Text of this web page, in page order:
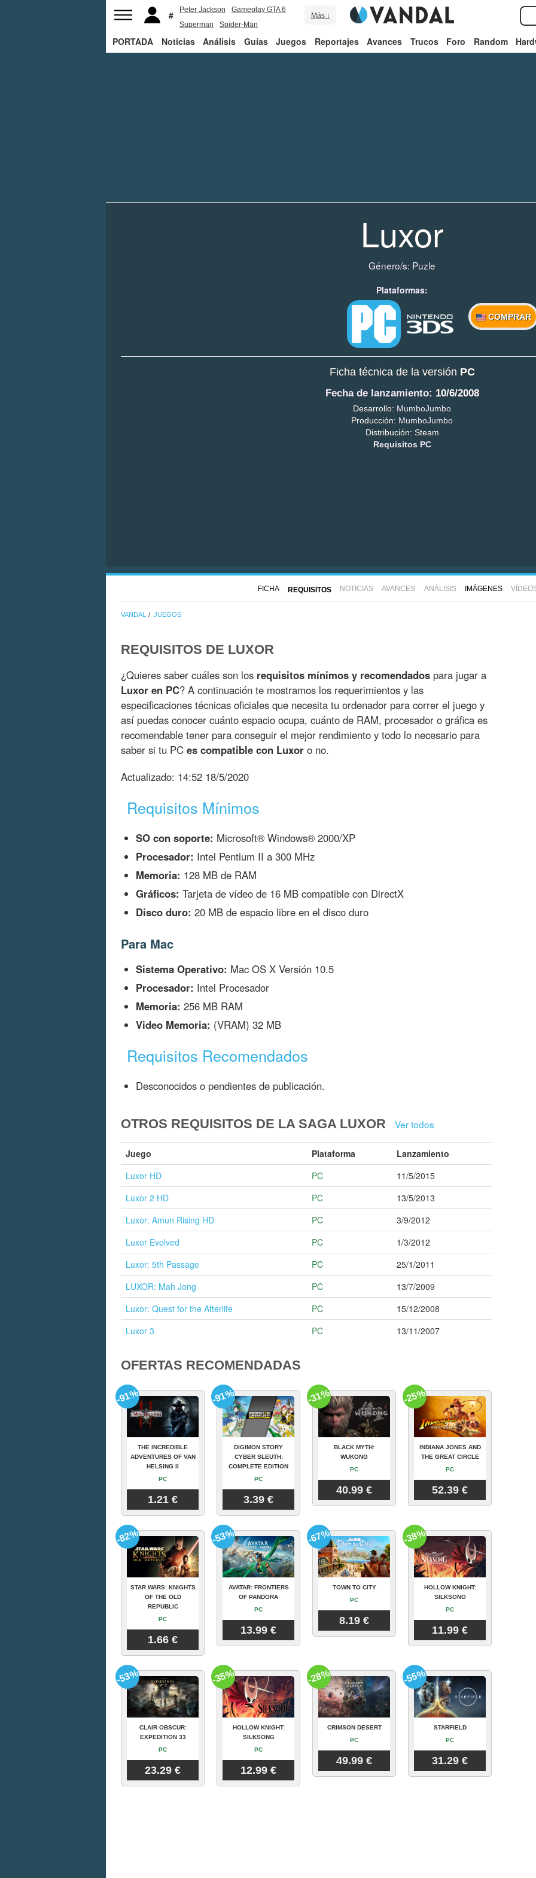
Peter Jackson
Gameplay GTA 6
Superman
Spider-Man
Más ↓
PORTADA Noticias Análisis Guías Juegos Reportajes Avances Trucos Foro Random
Luxor
Género/s: Puzle
Plataformas:
COMPRAR
Ficha técnica de la versión PC
Fecha de lanzamiento: 10/6/2008
Desarrollo: MumboJumbo
Producción: MumboJumbo
Distribución: Steam
Requisitos PC
FICHA REQUISITOS NOTICIAS AVANCES ANÁLISIS IMÁGENES
VANDAL JUEGOS
REQUISITOS DE LUXOR
¿Quieres saber cuáles son los requisitos mínimos y recomendados para jugar a
Luxor en PC? A continuación te mostramos los requerimientos y las
especificaciones técnicas oficiales que necesita tu ordenador para correr el juego y
así puedas conocer cuánto espacio ocupa, cuánto de RAM, procesador o gráfica es
recomendable tener para conseguir el mejor rendimiento y todo lo necesario para
saber si tu PC es compatible con Luxor o no.
Actualizado: 14:52 18/5/2020
Requisitos Mínimos
SO con soporte: Microsoft® Windows® 2000/XP
Procesador: Intel Pentium II a 300 MHz
Memoria: 128 MB de RAM
Gráficos: Tarjeta de vídeo de 16 MB compatible con DirectX
Disco duro: 20 MB de espacio libre en el disco duro
Para Mac
Sistema Operativo: Mac OS X Versión 10.5
Procesador: Intel Procesador
Memoria: 256 MB RAM
Video Memoria: (VRAM) 32 MB
Requisitos Recomendados
Desconocidos o pendientes de publicación.
OTROS REQUISITOS DE LA SAGA LUXOR Ver todos
Juego Plataforma
Lanzamiento
Luxor HD
PC
11/5/2015
Luxor 2 HD
PC
13/5/2013
Luxor: Amun Rising HD
PC
3/9/2012
Luxor Evolved
PC
1/3/2012
Luxor: 5th Passage
PC
25/1/2011
LUXOR: Mah Jong
PC
13/7/2009
Luxor: Quest for the Afterlife
PC
15/12/2008
Luxor 3
PC 13/11/2007
OFERTAS RECOMENDADAS
THE INCREDIBLE
ADVENTURES OF VAN
HELSING II
PC
1.21 €
-91%
DIGIMON STORY
CYBER SLEUTH:
COMPLETE EDITION
PC
3.39 €
-91%
BLACK MYTH:
WUKONG
PC
40.99 €
-31%
INDIANA JONES AND
THE GREAT CIRCLE
PC
52.39 €
-25%
STAR WARS: KNIGHTS
OF THE OLD
REPUBLIC
PC
1.66 €
-82%
AVATAR: FRONTIERS
OF PANDORA
PC
13.99 €
-53%
TOWN TO CITY
PC
8.19 €
-67%
HOLLOW KNIGHT:
SILKSONG
PC
11.99 €
-38%
CLAIR OBSCUR:
EXPEDITION 33
PC
23.29 €
-53%
HOLLOW KNIGHT:
SILKSONG
PC
12.99 €
-35%
CRIMSON DESERT
PC
49.99 €
-28%
STARFIELD
PC
31.29 €
-55%